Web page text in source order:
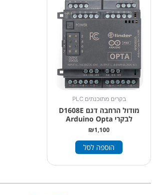
בקרים מתוכנתים PLC
מודול הרחבה דגם D1608E
לבקרי Arduino Opta
₪1,100
הוספה לסל